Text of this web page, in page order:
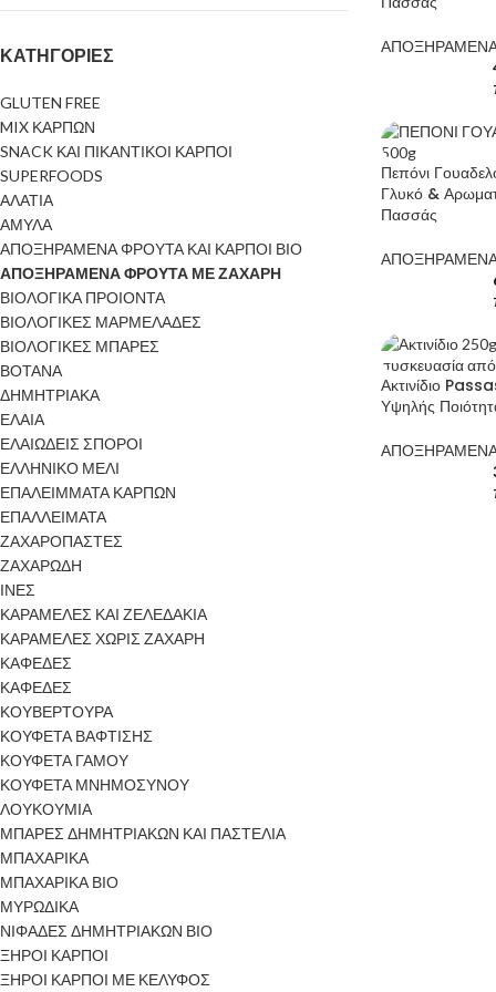
Αμύγδαλα 250g Εσείς επιλέγετε τα αμύγδαλα 250g και προσφέρετε
έναν θησαυρό θρεπτικών συστατικών με την εγγύηση ποιότητας
Βανίλια Αρωματικό Έλαιο 10ml Μελιμπάμπα
ΚΑΤΗΓΟΡΙΕΣ
GLUTEN FREE
MIX ΚΑΡΠΩΝ
SNACK ΚΑΙ ΠΙΚΑΝΤΙΚΟΙ ΚΑΡΠΟΙ
SUPERFOODS
ΑΛΑΤΙΑ
ΑΜΥΛΑ
ΑΠΟΞΗΡΑΜΕΝΑ ΦΡΟΥΤΑ ΚΑΙ ΚΑΡΠΟΙ ΒΙΟ
ΑΠΟΞΗΡΑΜΕΝΑ ΦΡΟΥΤΑ ΜΕ ΖΑΧΑΡΗ
ΒΙΟΛΟΓΙΚΑ ΠΡΟΙΟΝΤΑ
ΒΙΟΛΟΓΙΚΕΣ ΜΑΡΜΕΛΑΔΕΣ
ΒΙΟΛΟΓΙΚΕΣ ΜΠΑΡΕΣ
ΒΟΤΑΝΑ
ΔΗΜΗΤΡΙΑΚΑ
ΕΛΑΙΑ
ΕΛΑΙΩΔΕΙΣ ΣΠΟΡΟΙ
ΕΛΛΗΝΙΚΟ ΜΕΛΙ
ΕΠΑΛΕΙΜΜΑΤΑ ΚΑΡΠΩΝ
ΕΠΑΛΛΕΙΜΑΤΑ
ΖΑΧΑΡΟΠΑΣΤΕΣ
ΖΑΧΑΡΩΔΗ
ΙΝΕΣ
ΚΑΡΑΜΕΛΕΣ ΚΑΙ ΖΕΛΕΔΑΚΙΑ
ΚΑΡΑΜΕΛΕΣ ΧΩΡΙΣ ΖΑΧΑΡΗ
ΚΑΦΕΔΕΣ
ΚΑΦΕΔΕΣ
ΚΟΥΒΕΡΤΟΥΡΑ
ΚΟΥΦΕΤΑ ΒΑΦΤΙΣΗΣ
ΚΟΥΦΕΤΑ ΓΑΜΟΥ
ΚΟΥΦΕΤΑ ΜΝΗΜΟΣΥΝΟΥ
ΛΟΥΚΟΥΜΙΑ
ΜΠΑΡΕΣ ΔΗΜΗΤΡΙΑΚΩΝ ΚΑΙ ΠΑΣΤΕΛΙΑ
ΜΠΑΧΑΡΙΚΑ
ΜΠΑΧΑΡΙΚΑ ΒΙΟ
ΜΥΡΩΔΙΚΑ
ΝΙΦΑΔΕΣ ΔΗΜΗΤΡΙΑΚΩΝ ΒΙΟ
ΞΗΡΟΙ ΚΑΡΠΟΙ
ΞΗΡΟΙ ΚΑΡΠΟΙ ΜΕ ΚΕΛΥΦΟΣ
Πεπόνι
Γλυκό &
Πασσάς
Ακτινίδιο
Υψηλής